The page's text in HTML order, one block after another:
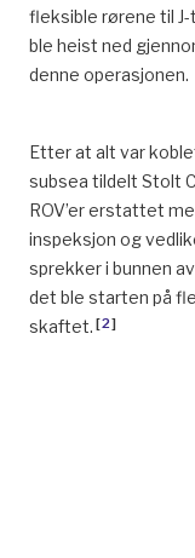
fleksible rørene til
ble heist ned
denne operasjonen.
Etter at alt var
subsea tildelt Stolt
ROV’er erstattet
inspeksjon og
sprekker i bunnen
det ble starten på
skaftet. [2]